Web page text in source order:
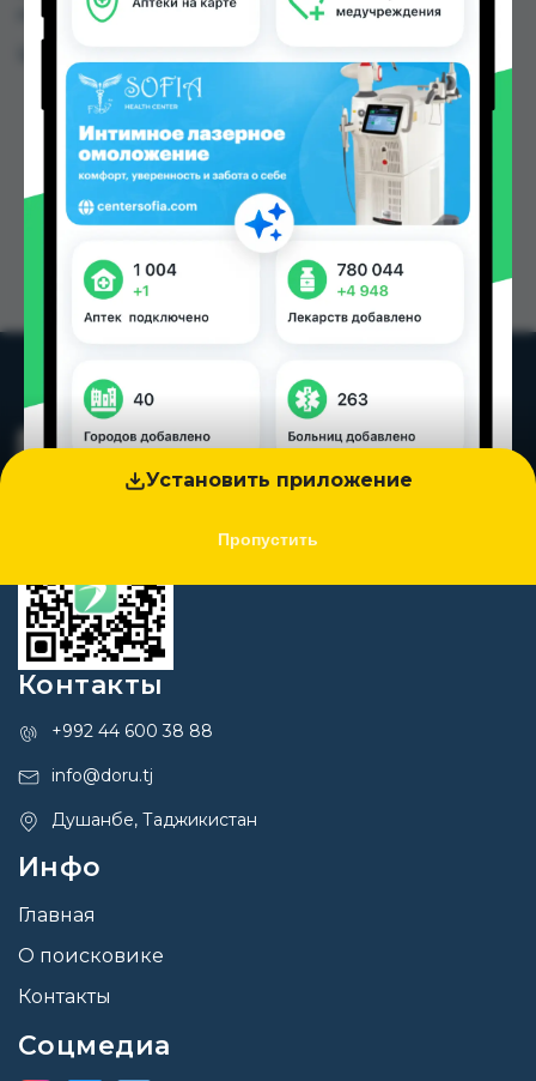
Установить приложение
Пропустить
городах Таджикистана
Контакты
+992 44 600 38 88
info@doru.tj
Душанбе, Таджикистан
Инфо
Главная
О поисковике
Контакты
Соцмедиа